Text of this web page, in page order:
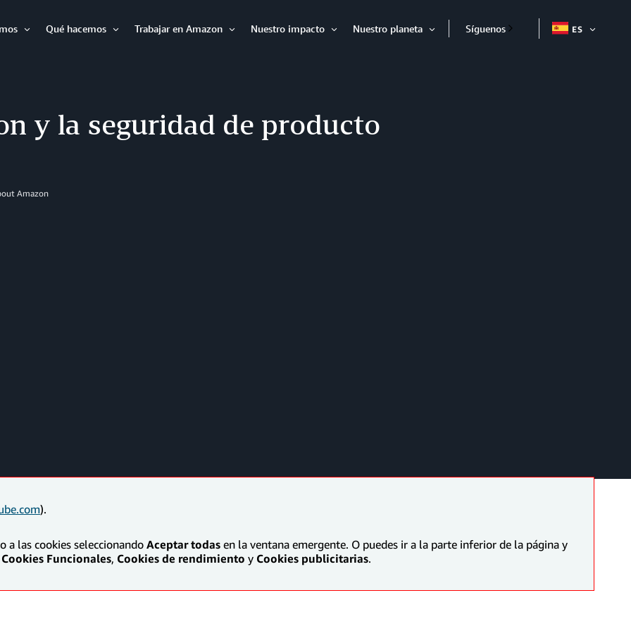
Qué hacemos
Trabajar en Amazon
Nuestro impacto
Nuestro planeta
Expandir
Síguenos ES
y la seguridad de producto
Amazon
).
a las cookies seleccionando Aceptar todas en la ventana emergente. O puedes ir a la parte inferior de la página y
Cookies Funcionales, Cookies de rendimiento y Cookies publicitarias.